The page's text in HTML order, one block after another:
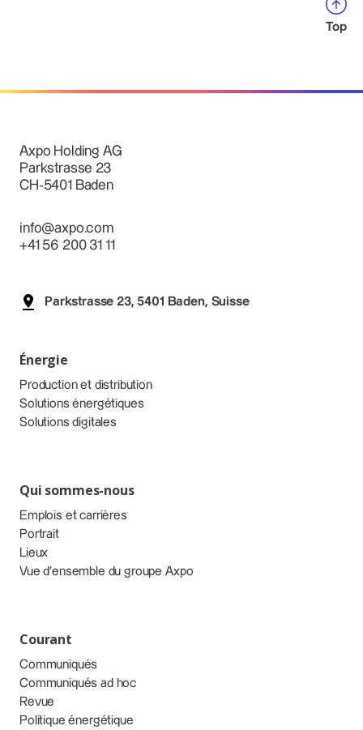
Top
Axpo Holding AG
Parkstrasse 23
CH-5401 Baden
info@axpo.com
+41 56 200 31 11
Parkstrasse 23, 5401 Baden, Suisse
Énergie
Production et distribution
Solutions énergétiques
Solutions digitales
Qui sommes-nous
Emplois et carrières
Portrait
Lieux
Vue d’ensemble du groupe Axpo
Courant
Communiqués
Communiqués ad hoc
Revue
Politique énergétique